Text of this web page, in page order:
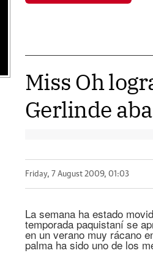
Miss Oh
Gerlinde
Friday, 7 August 2009, 01:03
La semana ha estado
temporada paquistaní se
en un verano muy rácano
palma ha sido uno de los